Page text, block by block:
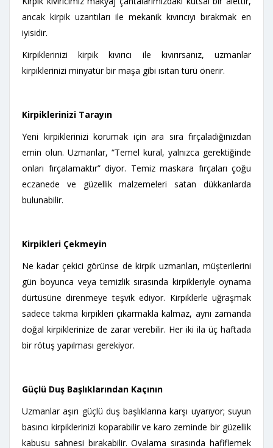
ancak kirpik uzantıları ile mekanik kıvırıcıyı bırakmak en
iyisidir.
Kirpiklerinizi kirpik kıvırıcı ile kıvırırsanız, uzmanlar
kirpiklerinizi minyatür bir maşa gibi ısıtan türü önerir.
Kirpiklerinizi Tarayın
Yeni kirpiklerinizi korumak için ara sıra fırçaladığınızdan
emin olun. Uzmanlar, “Temel kural, yalnızca gerektiğinde
onları fırçalamaktır” diyor. Temiz maskara fırçaları çoğu
eczanede ve güzellik malzemeleri satan dükkanlarda
bulunabilir.
Kirpikleri Çekmeyin
Ne kadar çekici görünse de kirpik uzmanları, müşterilerini
gün boyunca veya temizlik sırasında kirpikleriyle oynama
dürtüsüne direnmeye teşvik ediyor. Kirpiklerle uğraşmak
sadece takma kirpikleri çıkarmakla kalmaz, aynı zamanda
doğal kirpiklerinize de zarar verebilir. Her iki ila üç haftada
bir rötuş yapılması gerekiyor.
Güçlü Duş Başlıklarından Kaçının
Uzmanlar aşırı güçlü duş başlıklarına karşı uyarıyor; suyun
basıncı kirpiklerinizi koparabilir ve karo zeminde bir güzellik
kabusu sahnesi bırakabilir. Ovalama sırasında hafiflemek